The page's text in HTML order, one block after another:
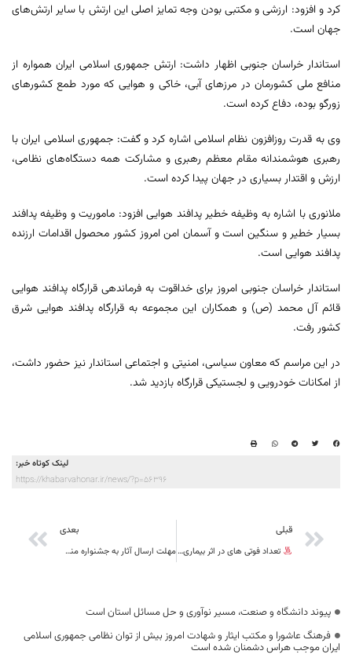
کرد و افزود: ارزشی و مکتبی بودن وجه تمایز اصلی این ارتش با سایر ارتش‌های
جهان است.
استاندار خراسان جنوبی اظهار داشت: ارتش جمهوری اسلامی ایران همواره از
منافع ملی کشورمان در مرزهای آبی، خاکی و هوایی که مورد طمع کشورهای
زورگو بوده، دفاع کرده است.
وی به قدرت روزافزون نظام اسلامی اشاره کرد و گفت: جمهوری اسلامی ایران با
رهبری هوشمندانه مقام معظم رهبری و مشارکت همه دستگاه‌های نظامی،
ارزش و اقتدار بسیاری در جهان پیدا کرده است.
ملانوری با اشاره به وظیفه خطیر پدافند هوایی افزود: ماموریت و وظیفه پدافند
بسیار خطیر و سنگین است و آسمان امن امروز کشور محصول اقدامات ارزنده
پدافند هوایی است.
استاندار خراسان جنوبی امروز برای خداقوت به فرماندهی قرارگاه پدافند هوایی
قائم آل محمد (ص) و همکاران این مجموعه به قرارگاه پدافند هوایی شرق
کشور رفت.
در این مراسم که معاون سیاسی، امنیتی و اجتماعی استاندار نیز حضور داشت،
از امکانات خودرویی و لجستیکی قرارگاه بازدید شد.
لینک کوتاه خبر:
https://khabarvahonar.ir/news/?p=56396
قبلی
تعداد فوتی های در اثر بیماری کرونا به 801 مورد در خراسان جنوبی رسید
بعدی
مهلت ارسال آثار به جشنواره منطقه‌ای مطبوعات شرق کشور تمدید شد
پیوند دانشگاه و صنعت، مسیر نوآوری و حل مسائل استان است
فرهنگ عاشورا و مکتب ایثار و شهادت امروز بیش از توان نظامی جمهوری اسلامی
ایران موجب هراس دشمنان شده است